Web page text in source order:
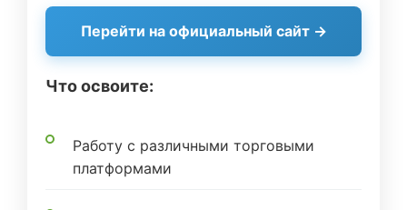
Перейти на официальный сайт →
Что освоите:
Работу с различными торговыми
платформами